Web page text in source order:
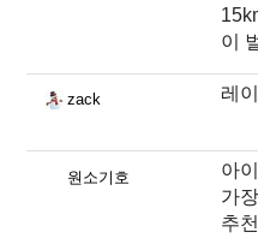
이
zack 레
원소기호
아
가
추천